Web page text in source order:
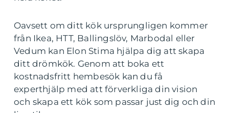
Oavsett om ditt kök ursprungligen kommer
från Ikea, HTT, Ballingslöv, Marbodal eller
Vedum kan Elon Stima hjälpa dig att skapa
ditt drömkök. Genom att boka ett
kostnadsfritt hembesök kan du få
experthjälp med att förverkliga din vision
och skapa ett kök som passar just dig och din